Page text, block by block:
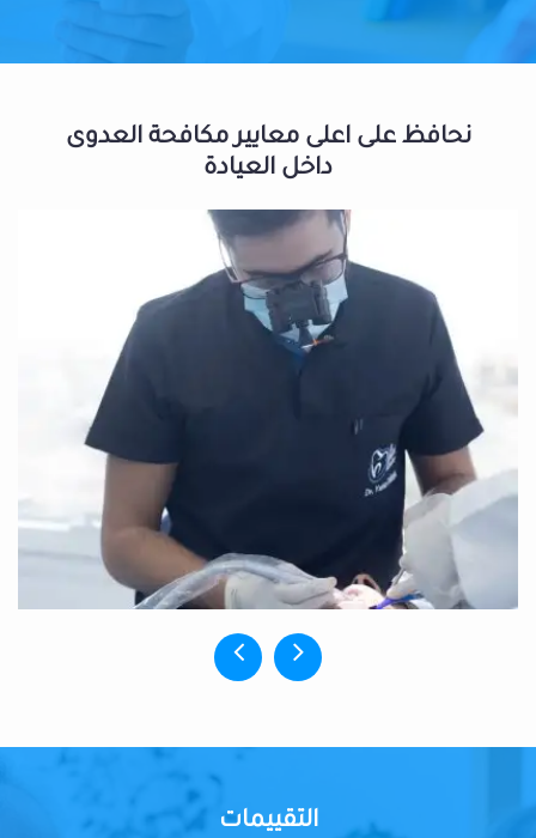
نحافظ على اعلى معايير مكافحة العدوى
داخل العيادة
التقييمات